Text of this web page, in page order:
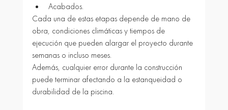
Acabados.
Cada una de estas etapas depende de mano de
obra, condiciones climáticas y tiempos de
ejecución que pueden alargar el proyecto durante
semanas o incluso meses.
Además, cualquier error durante la construcción
puede terminar afectando a la estanqueidad o
durabilidad de la piscina.